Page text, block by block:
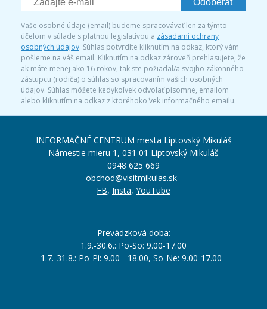
Odoberať
Vaše osobné údaje (email) budeme spracovávať len za týmto
účelom v súlade s platnou legislatívou a zásadami ochrany
osobných údajov. Súhlas potvrdíte kliknutím na odkaz, ktorý vám
pošleme na váš email. Kliknutím na odkaz zároveň prehlasujete, že
ak máte menej ako 16 rokov, tak ste požiadal/a svojho zákonného
zástupcu (rodiča) o súhlas so spracovaním vašich osobných
údajov. Súhlas môžete kedykoľvek odvolať písomne, emailom
alebo kliknutím na odkaz z ktoréhokoľvek informačného emailu.
INFORMAČNÉ CENTRUM mesta Liptovský Mikuláš
Námestie mieru 1, 031 01 Liptovský Mikuláš
0948 625 669
obchod@visitmikulas.sk
FB, Insta, YouTube
Prevádzková doba:
1.9.-30.6.: Po-So: 9.00-17.00
1.7.-31.8.: Po-Pi: 9.00 - 18.00, So-Ne: 9.00-17.00